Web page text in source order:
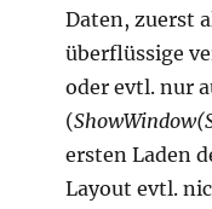
Daten, zuerst
überflüssige
oder evtl. nur
(
ersten Laden
Layout evtl.